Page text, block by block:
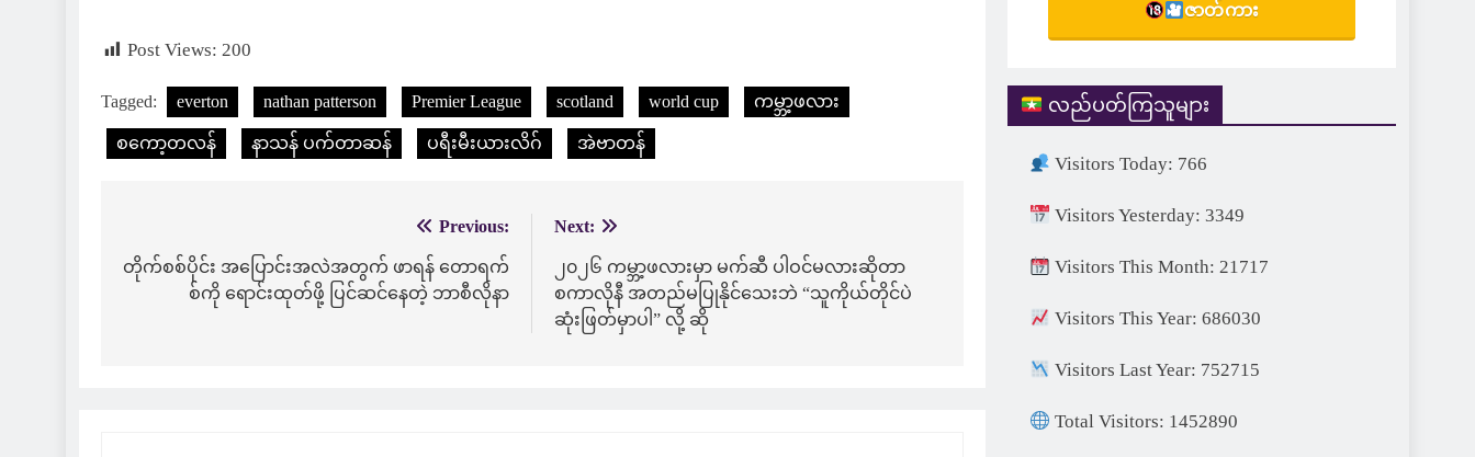
Post Views: 200
Tagged: everton nathan patterson Premier League scotland world cup ကမ္ဘာ့ဖလား
စကော့တလန် နာသန် ပက်တာဆန် ပရီးမီးယားလိဂ် အဲဗာတန်
navigation
Previous:
တိုက်စစ်ပိုင်း အပြောင်းအလဲအတွက် ဖာရန် တောရက်
စ်ကို ရောင်းထုတ်ဖို့ ပြင်ဆင်နေတဲ့ ဘာစီလိုနာ
Next:
၂၀၂၆ ကမ္ဘာ့ဖလားမှာ မက်ဆီ ပါဝင်မလားဆိုတာ
စကာလိုနီ အတည်မပြုနိုင်သေးဘဲ “သူကိုယ်တိုင်ပဲ
ဆုံးဖြတ်မှာပါ” လို့ ဆို
ဇာတ်ကား
လည်ပတ်ကြသူများ
Visitors Today: 766
Visitors Yesterday: 3349
Visitors This Month: 21717
Visitors This Year: 686030
Visitors Last Year: 752715
Total Visitors: 1452890